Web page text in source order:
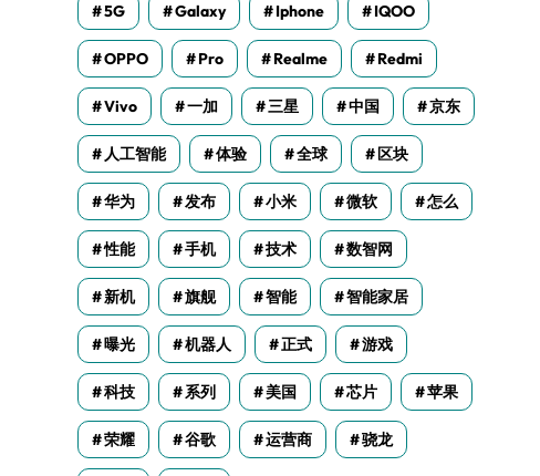
5G Galaxy Iphone IQOO
OPPO Pro Realme Redmi
Vivo 一加 三星 中国 京东
人工智能 体验 全球 区块
华为 发布 小米 微软 怎么
性能 手机 技术 数智网
新机 旗舰 智能 智能家居
曝光 机器人 正式 游戏
科技 系列 美国 芯片 苹果
荣耀 谷歌 运营商 骁龙